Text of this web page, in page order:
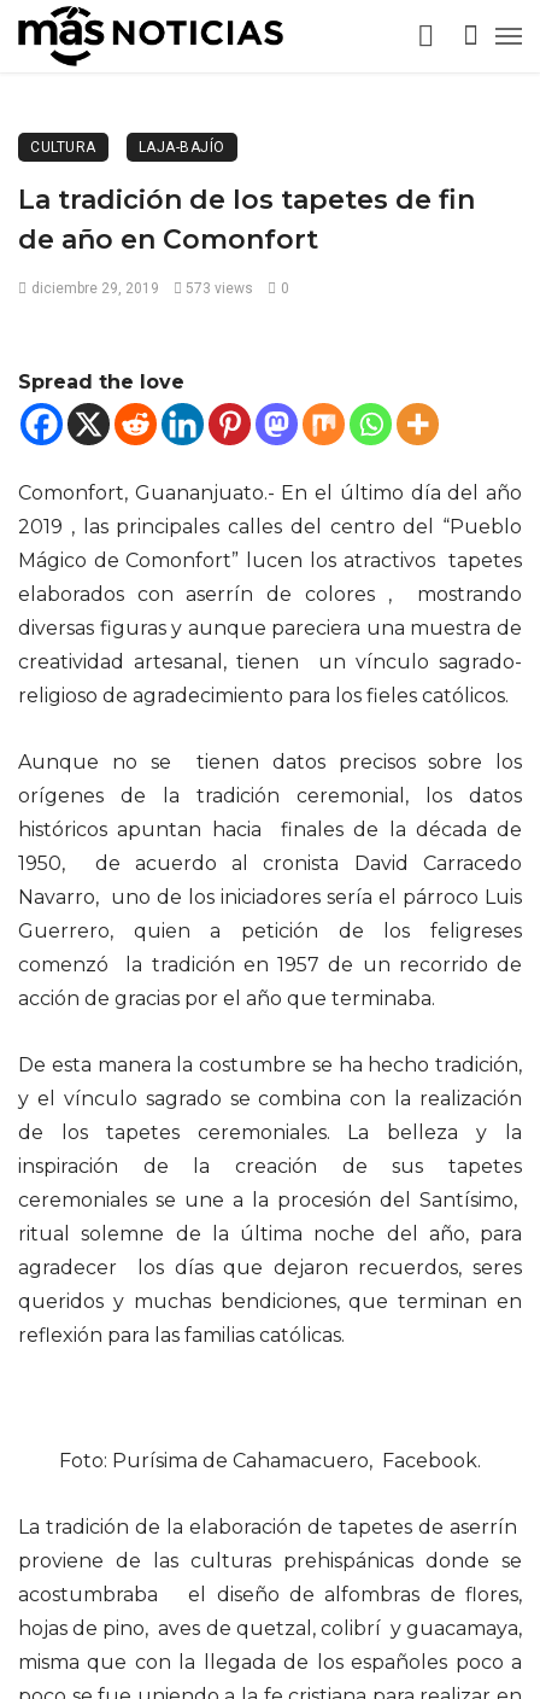
CULTURA LAJA-BAJÍO
La tradición de los tapetes de fin
de año en Comonfort
diciembre 29, 2019 573 views 0
Spread the love
Comonfort, Guananjuato.- En el último día del año
2019 , las principales calles del centro del “Pueblo
Mágico de Comonfort” lucen los atractivos tapetes
elaborados con aserrín de colores , mostrando
diversas figuras y aunque pareciera una muestra de
creatividad artesanal, tienen un vínculo sagrado-
religioso de agradecimiento para los fieles católicos.
Aunque no se tienen datos precisos sobre los
orígenes de la tradición ceremonial, los datos
históricos apuntan hacia finales de la década de
1950, de acuerdo al cronista David Carracedo
Navarro, uno de los iniciadores sería el párroco Luis
Guerrero, quien a petición de los feligreses
comenzó la tradición en 1957 de un recorrido de
acción de gracias por el año que terminaba.
De esta manera la costumbre se ha hecho tradición,
y el vínculo sagrado se combina con la realización
de los tapetes ceremoniales. La belleza y la
inspiración de la creación de sus tapetes
ceremoniales se une a la procesión del Santísimo,
ritual solemne de la última noche del año, para
agradecer los días que dejaron recuerdos, seres
queridos y muchas bendiciones, que terminan en
reflexión para las familias católicas.
Foto: Purísima de Cahamacuero, Facebook.
La tradición de la elaboración de tapetes de aserrín
proviene de las culturas prehispánicas donde se
acostumbraba el diseño de alfombras de flores,
hojas de pino, aves de quetzal, colibrí y guacamaya,
misma que con la llegada de los españoles poco a